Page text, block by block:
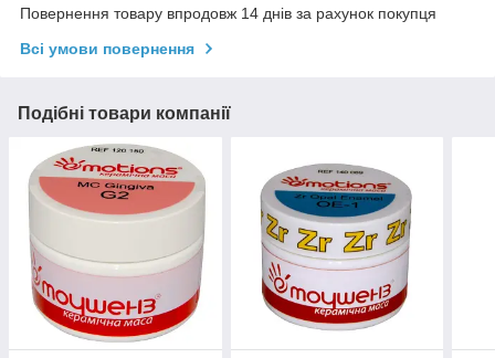
Повернення товару впродовж 14 днів за рахунок покупця
Всі умови повернення
Подібні товари компанії